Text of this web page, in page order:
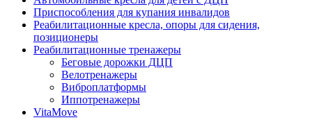
Приспособления для купания инвалидов
Реабилитационные кресла, опоры для сидения,
позиционеры
Реабилитационные тренажеры
Беговые дорожки ДЦП
Велотренажеры
Виброплатформы
Иппотренажеры
VitaMove